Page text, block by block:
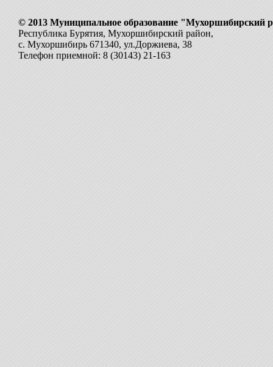
© 2013 Муниципальное образование "Мухоршибирский
Республика Бурятия, Мухоршибирский район,
с. Мухоршибирь 671340, ул.Доржиева, 38
Телефон приемной: 8 (30143) 21-163